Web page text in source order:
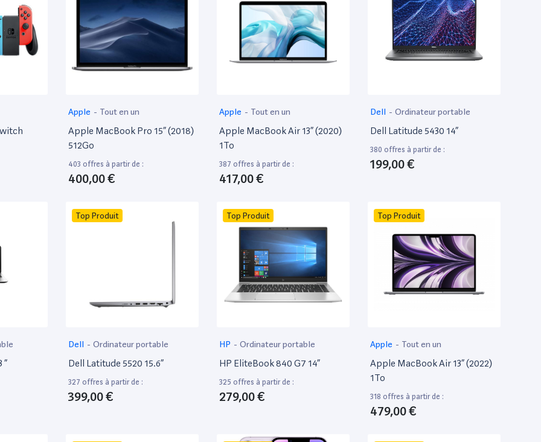
Apple - Tout en un
Apple MacBook Pro 15” (2018)
512Go
403 offres à partir de :
400,00 €
Apple - Tout en un
Apple MacBook Air 13” (2020)
1To
387 offres à partir de :
417,00 €
Dell - Ordinateur portable
Dell Latitude 5430 14”
380 offres à partir de :
199,00 €
”
Top Produit
Dell - Ordinateur portable
Dell Latitude 5520 15.6”
327 offres à partir de :
399,00 €
Top Produit
HP - Ordinateur portable
HP EliteBook 840 G7 14”
325 offres à partir de :
279,00 €
Top Produit
Apple - Tout en un
Apple MacBook Air 13” (2022)
1To
318 offres à partir de :
479,00 €